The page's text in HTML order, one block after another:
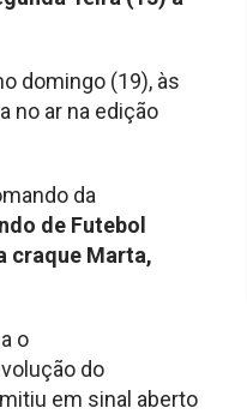
domingo (19), às
no ar na edição
da
de Futebol
craque Marta,
o
do
em sinal aberto